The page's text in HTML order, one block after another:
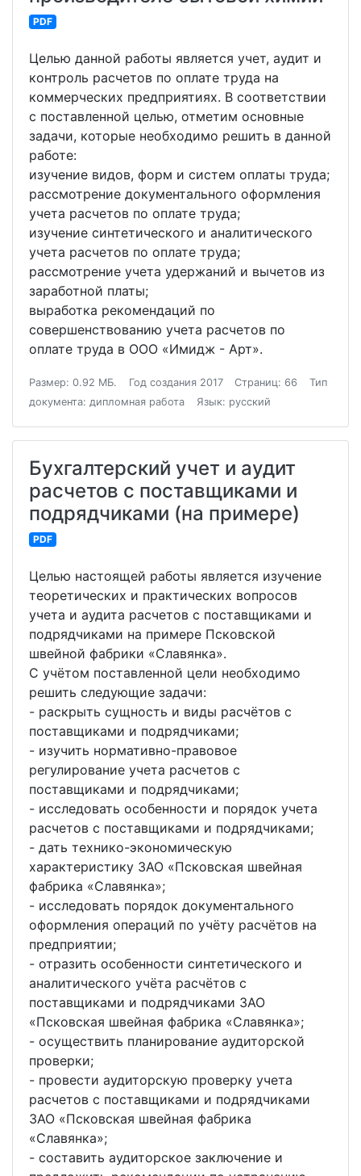
PDF
Целью данной работы является учет, аудит и
контроль расчетов по оплате труда на
коммерческих предприятиях. В соответствии
с поставленной целью, отметим основные
задачи, которые необходимо решить в данной
работе:
изучение видов, форм и систем оплаты труда;
рассмотрение документального оформления
учета расчетов по оплате труда;
изучение синтетического и аналитического
учета расчетов по оплате труда;
рассмотрение учета удержаний и вычетов из
заработной платы;
выработка рекомендаций по
совершенствованию учета расчетов по
оплате труда в ООО «Имидж - Арт».
Размер: 0.92 МБ. Год создания 2017 Страниц: 66
Тип
документа: дипломная работа
Язык: русский
Бухгалтерский учет и аудит
расчетов с поставщиками и
подрядчиками (на примере)
PDF
Целью настоящей работы является изучение
теоретических и практических вопросов
учета и аудита расчетов с поставщиками и
подрядчиками на примере Псковской
швейной фабрики «Славянка».
С учётом поставленной цели необходимо
решить следующие задачи:
- раскрыть сущность и виды расчётов с
поставщиками и подрядчиками;
- изучить нормативно-правовое
регулирование учета расчетов с
поставщиками и подрядчиками;
- исследовать особенности и порядок учета
расчетов с поставщиками и подрядчиками;
- дать технико-экономическую
характеристику ЗАО «Псковская швейная
фабрика «Славянка»;
- исследовать порядок документального
оформления операций по учёту расчётов на
предприятии;
- отразить особенности синтетического и
аналитического учёта расчётов с
поставщиками и подрядчиками ЗАО
«Псковская швейная фабрика «Славянка»;
- осуществить планирование аудиторской
проверки;
- провести аудиторскую проверку учета
расчетов с поставщиками и подрядчиками
ЗАО «Псковская швейная фабрика
«Славянка»;
- составить аудиторское заключение и